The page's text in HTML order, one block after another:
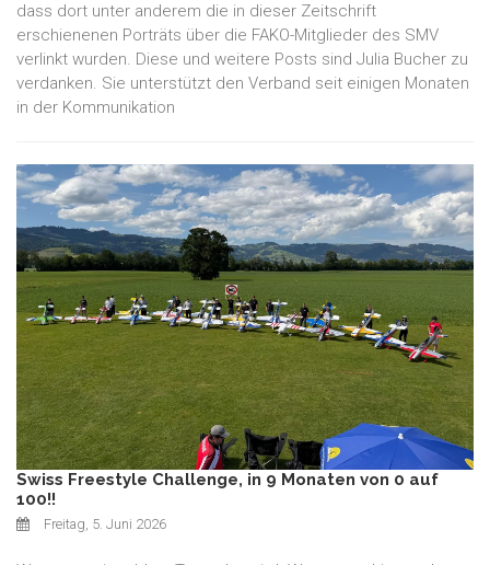
dass dort unter anderem die in dieser Zeitschrift
erschienenen Porträts über die FAKO-Mitglieder des SMV
verlinkt wurden. Diese und weitere Posts sind Julia Bucher zu
verdanken. Sie unterstützt den Verband seit einigen Monaten
in der Kommunikation
Swiss Freestyle Challenge, in 9 Monaten von 0 auf
100!!
Freitag, 5. Juni 2026